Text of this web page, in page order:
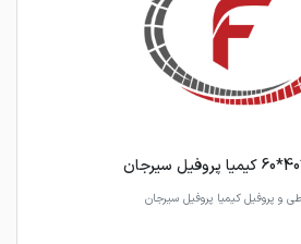
و پروفیل کیمیا پروفیل سیرجان